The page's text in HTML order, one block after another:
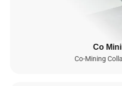
Co
Co-Mining
2023년부터 우리는 동남아시아 전
축해 왔으며, 2026년까지 미국과
다. GB200 NVL72, B200, 그리고 향
B300을 포함한 수천 개의 NVIDIA
AI 클라우드는 고급 AI 및 머신러닝
가능하며 에너지 효율적인 연산 환